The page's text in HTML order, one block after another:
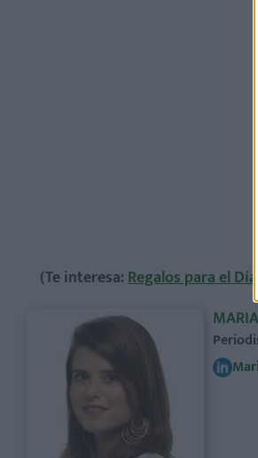
(Te interesa:Regalos para el